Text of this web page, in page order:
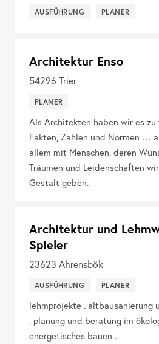
AUSFÜHRUNG PLANER
Architektur Enso
54296 Trier
PLANER
Als Architekten haben wir es
Fakten, Zahlen und Normen …
allem mit Menschen, deren
Träumen und Leidenschaften
Gestalt geben.
Architektur und
Spieler
23623 Ahrensbök
AUSFÜHRUNG PLANER
lehmprojekte . altbausanierung
. planung und beratung im
energetisches bauen .